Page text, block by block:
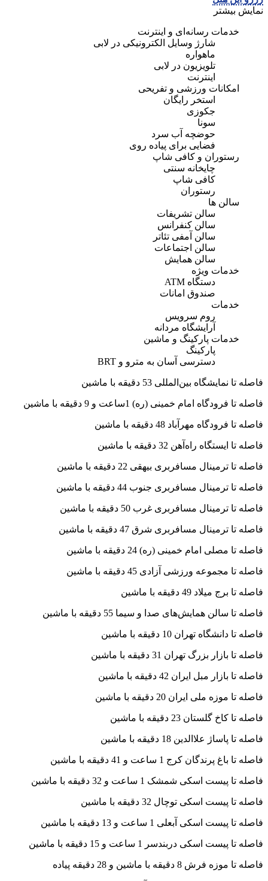
نمایش بیشتر
خدمات رسانه‌ای و اینترنت
شارژ وسایل الکترونیکی در لابی
ماهواره
تلویزیون در لابی
اینترنت
امکانات ورزشی و تفریحی
استخر رایگان
جکوزی
سونا
حوضچه آب سرد
فضایی برای پیاده روی
رستوران و کافی شاپ
چایخانه سنتی
کافی شاپ
رستوران
سالن ها
سالن تشریفات
سالن کنفرانس
سالن آمفی تئاتر
سالن اجتماعات
سالن همایش
خدمات ویژه
دستگاه ATM
صندوق امانات
خدمات
روم سرویس
آرایشگاه مردانه
خدمات پارکینگ و ماشین
پارکینگ
دسترسی آسان به مترو و BRT
فاصله تا نمایشگاه بین‌المللی 53 دقیقه با ماشین
فاصله تا فرودگاه امام خمینی (ره) 1ساعت و 9 دقیقه با ماشین
فاصله تا فرودگاه مهرآباد 48 دقیقه با ماشین
فاصله تا ایستگاه راه‌آهن 32 دقیقه با ماشین
فاصله تا ترمینال مسافربری بیهقی 22 دقیقه با ماشین
فاصله تا ترمینال مسافربری جنوب 44 دقیقه با ماشین
فاصله تا ترمینال مسافربری غرب 50 دقیقه با ماشین
فاصله تا ترمینال مسافربری شرق 47 دقیقه با ماشین
فاصله تا مصلی امام خمینی (ره) 24 دقیقه با ماشین
فاصله تا مجموعه ورزشی آزادی 45 دقیقه با ماشین
فاصله تا برج میلاد 49 دقیقه با ماشین
فاصله تا سالن همایش‌های صدا و سیما 55 دقیقه با ماشین
فاصله تا دانشگاه تهران 10 دقیقه با ماشین
فاصله تا بازار بزرگ تهران 31 دقیقه با ماشین
فاصله تا بازار مبل ایران 42 دقیقه با ماشین
فاصله تا موزه ملی ایران 20 دقیقه با ماشین
فاصله تا کاخ گلستان 23 دقیقه با ماشین
فاصله تا پاساژ علاالدین 18 دقیقه با ماشین
فاصله تا باغ پرندگان کرج 1 ساعت و 41 دقیقه با ماشین
فاصله تا پیست اسکی شمشک 1 ساعت و 32 دقیقه با ماشین
فاصله تا پیست اسکی توچال 32 دقیقه با ماشین
فاصله تا پیست اسکی آبعلی 1 ساعت و 13 دقیقه با ماشین
فاصله تا پیست اسکی دربندسر 1 ساعت و 15 دقیقه با ماشین
فاصله تا موزه فرش 8 دقیقه با ماشین و 28 دقیقه پیاده